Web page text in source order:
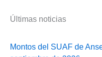
Últimas noticias
Montos del SUAF de